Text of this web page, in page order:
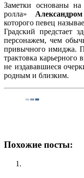
Заметки основаны на
ролла»
которого певец
Градский предстает
персонажем, чем
привычного имиджа.
трактовка карьерного
не издававшиеся
родным и близким.
Похожие посты: